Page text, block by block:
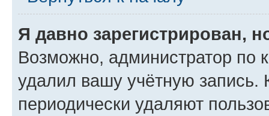
Я давно зарегистрирован,
Возможно, администратор по
удалил вашу учётную запись.
периодически удаляют